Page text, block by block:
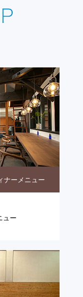
ナーメニュー
ュー